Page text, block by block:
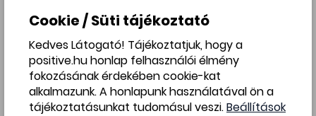
Miért van szükség megfelelő employer
branding üzenetrendszerre?
Mivel az emberek kultúrákért, nem pedig vállalatokért
dolgoznak, a munkáltatóról alkotott képük kiemelkedően
fontos.
Cookie / Süti tájékoztató
Kedves Látogató! Tájékoztatjuk, hogy a
positive.hu honlap felhasználói élmény
fokozásának érdekében cookie-kat
alkalmazunk. A honlapunk használatával ön a
tájékoztatásunkat tudomásul veszi.Beállítások